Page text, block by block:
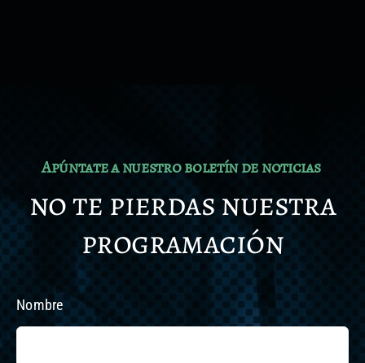
Apúntate a nuestro boletín de noticias
no te pierdas nuestra
programación
Nombre